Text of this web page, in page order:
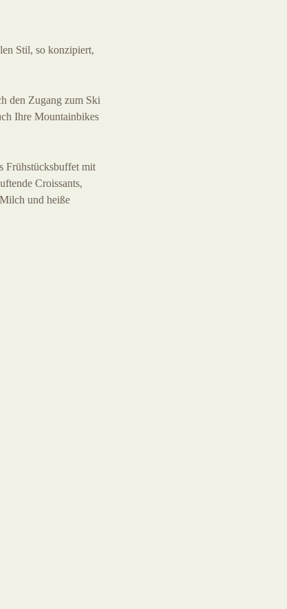
Stil, so konzipiert,
den Zugang zum Ski
Ihre Mountainbikes
Frühstücksbuffet mit
Croissants,
und heiße